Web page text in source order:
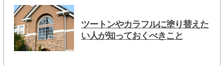
ツートンやカラフルに塗り替えた
い人が知っておくべきこと